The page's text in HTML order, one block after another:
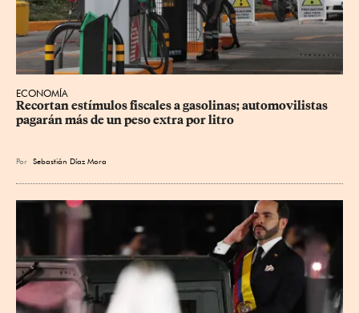
ECONOMÍA
Recortan estímulos fiscales a gasolinas; automovilistas
pagarán más de un peso extra por litro
Por Sebastián Díaz Mora